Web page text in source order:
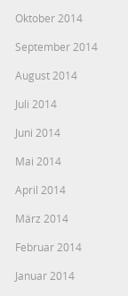
Oktober 2014
September 2014
August 2014
Juli 2014
Juni 2014
Mai 2014
April 2014
März 2014
Februar 2014
Januar 2014